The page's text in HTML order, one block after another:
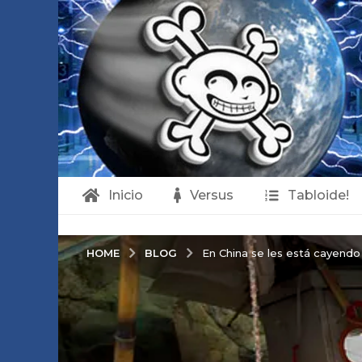
Inicio Versus Tabloide!
HOME BLOG En China se les está